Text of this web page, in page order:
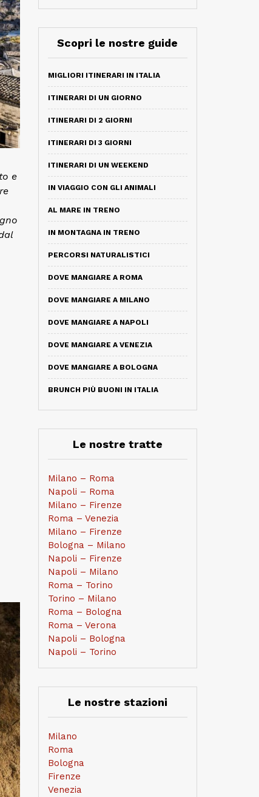
e
Scopri le nostre guide
MIGLIORI ITINERARI IN ITALIA
ITINERARI DI UN GIORNO
ITINERARI DI 2 GIORNI
ITINERARI DI 3 GIORNI
ITINERARI DI UN WEEKEND
IN VIAGGIO CON GLI ANIMALI
AL MARE IN TRENO
IN MONTAGNA IN TRENO
PERCORSI NATURALISTICI
DOVE MANGIARE A ROMA
DOVE MANGIARE A MILANO
DOVE MANGIARE A NAPOLI
DOVE MANGIARE A VENEZIA
DOVE MANGIARE A BOLOGNA
BRUNCH PIÙ BUONI IN ITALIA
Le nostre tratte
Milano – Roma
Napoli – Roma
Milano – Firenze
Roma – Venezia
Milano – Firenze
Bologna – Milano
Napoli – Firenze
Napoli – Milano
Roma – Torino
Torino – Milano
Roma – Bologna
Roma – Verona
Napoli – Bologna
Napoli – Torino
Le nostre stazioni
Milano
Roma
Bologna
Firenze
Venezia